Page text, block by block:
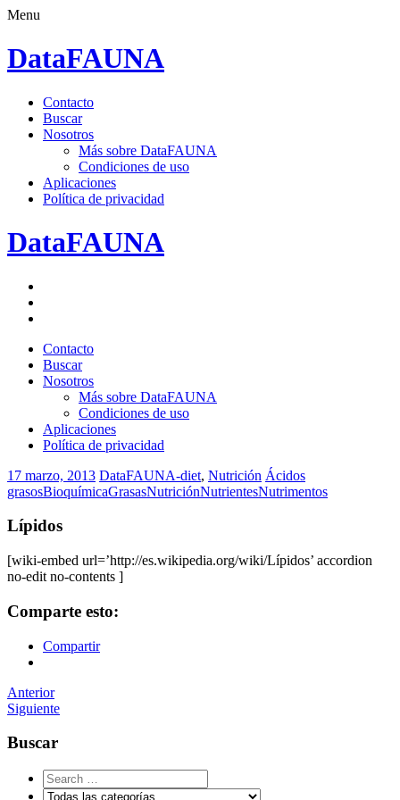
Menu
DataFAUNA
Saltar
contenido.
Contacto
Buscar
Nosotros
Más sobre DataFAUNA
Condiciones de uso
Aplicaciones
Política de privacidad
DataFAUNA
Saltar
contenido.
Contacto
Buscar
Nosotros
Más sobre DataFAUNA
Condiciones de uso
Aplicaciones
Política de privacidad
17 marzo, 2013 DataFAUNA-diet, Nutrición Ácidos
grasosBioquímicaGrasasNutriciónNutrientesNutrimentos
Lípidos
[wiki-embed url=’http://es.wikipedia.org/wiki/Lípidos’ accordion
no-edit no-contents ]
Comparte esto:
Compartir
Navegador
de
artículos
Anterior
Siguiente
Buscar